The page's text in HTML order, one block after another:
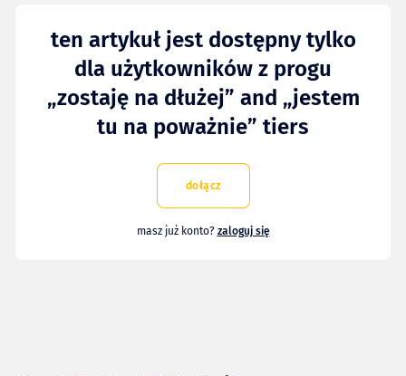
ten artykuł jest dostępny tylko
dla użytkowników z progu
„zostaję na dłużej” and „jestem
tu na poważnie” tiers
dołącz
masz już konto? zaloguj się